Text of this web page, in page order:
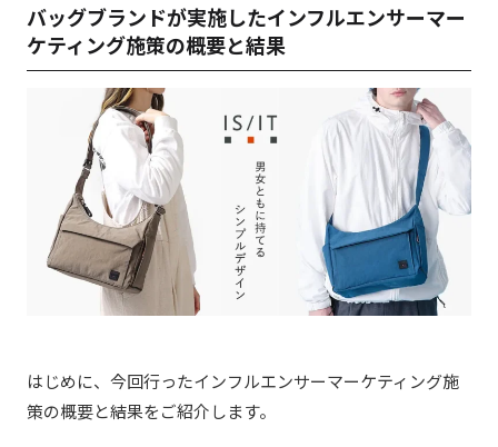
バッグブランドが実施したインフルエンサーマー
ケティング施策の概要と結果
はじめに、今回行ったインフルエンサーマーケティング施
策の概要と結果をご紹介します。